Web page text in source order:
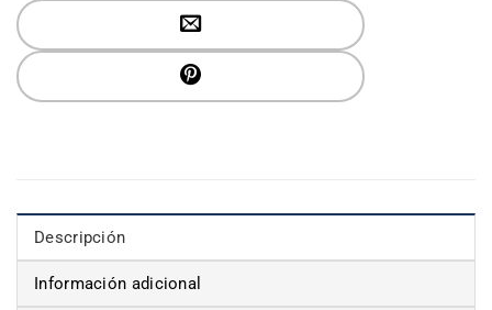
Descripción
Información adicional